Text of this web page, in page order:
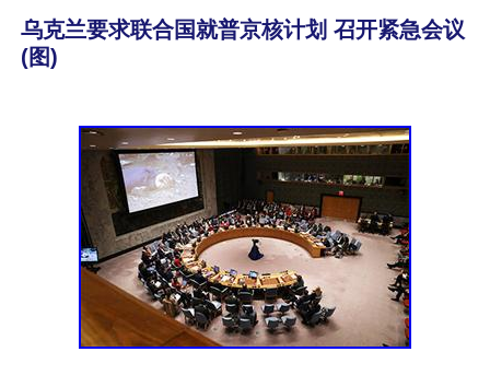
乌克兰要求联合国就普京核计划 召开紧急会议
(图)